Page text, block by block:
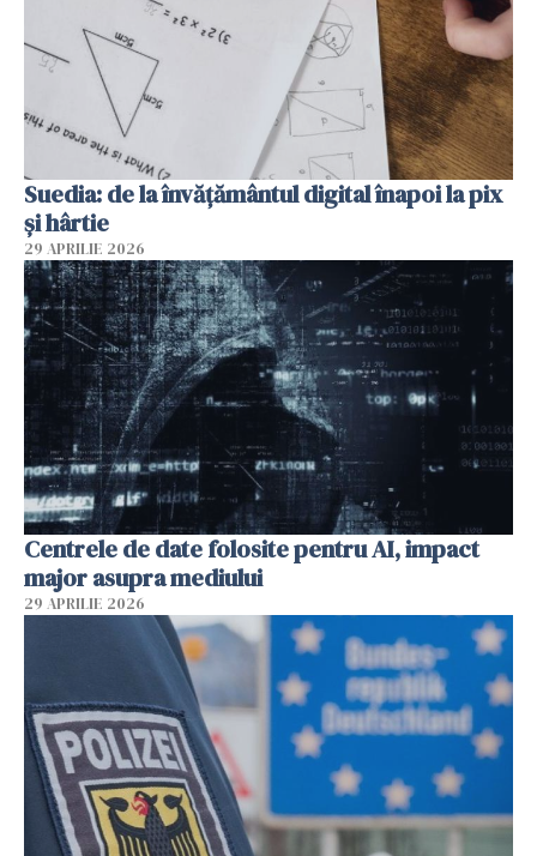
Suedia: de la învățământul digital înapoi la pix
și hârtie
29 APRILIE 2026
Centrele de date folosite pentru AI, impact
major asupra mediului
29 APRILIE 2026